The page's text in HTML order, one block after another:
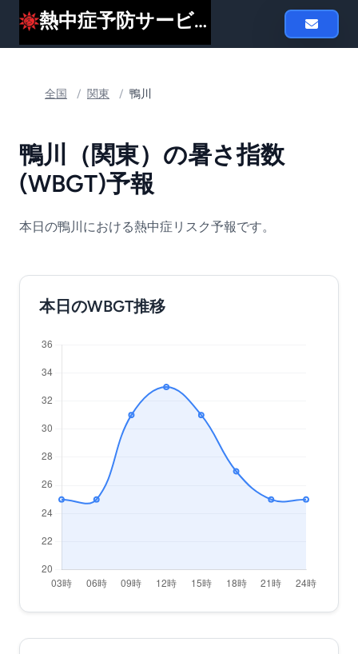
熱中症予防サービスheat119
全国 / 関東 / 鴨川
鴨川（関東）の暑さ指数
(WBGT)予報
本日の鴨川における熱中症リスク予報です。
本日のWBGT推移